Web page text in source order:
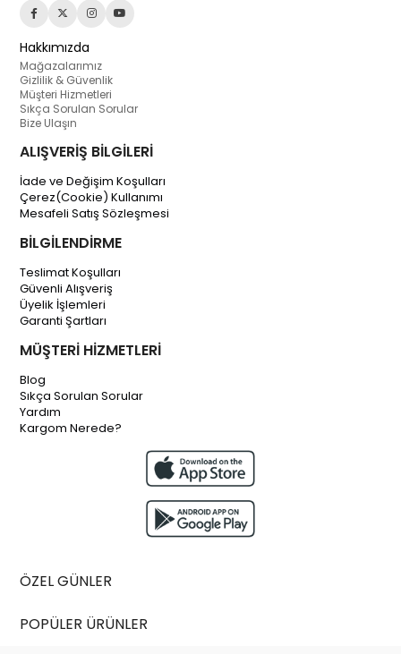
Hakkımızda
Mağazalarımız
Gizlilik & Güvenlik
Müşteri Hizmetleri
Sıkça Sorulan Sorular
Bize Ulaşın
ALIŞVERİŞ BİLGİLERİ
İade ve Değişim Koşulları
Çerez(Cookie) Kullanımı
Mesafeli Satış Sözleşmesi
BİLGİLENDİRME
Teslimat Koşulları
Güvenli Alışveriş
Üyelik İşlemleri
Garanti Şartları
MÜŞTERİ HİZMETLERİ
Blog
Sıkça Sorulan Sorular
Yardım
Kargom Nerede?
ÖZEL GÜNLER
POPÜLER ÜRÜNLER